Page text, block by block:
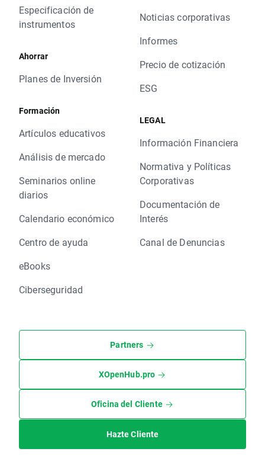
Especificación de
instrumentos
Ahorrar
Planes de Inversión
Formación
Artículos educativos
Análisis de mercado
Seminarios online
diarios
Calendario económico
Centro de ayuda
eBooks
Ciberseguridad
Noticias corporativas
Informes
Precio de cotización
ESG
LEGAL
Información Financiera
Normativa y Políticas
Corporativas
Documentación de
Interés
Canal de Denuncias
Partners
XOpenHub.pro
Oficina del Cliente
Hazte Cliente